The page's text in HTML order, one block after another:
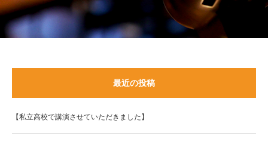
最近の投稿
【私立高校で講演させていただきました】